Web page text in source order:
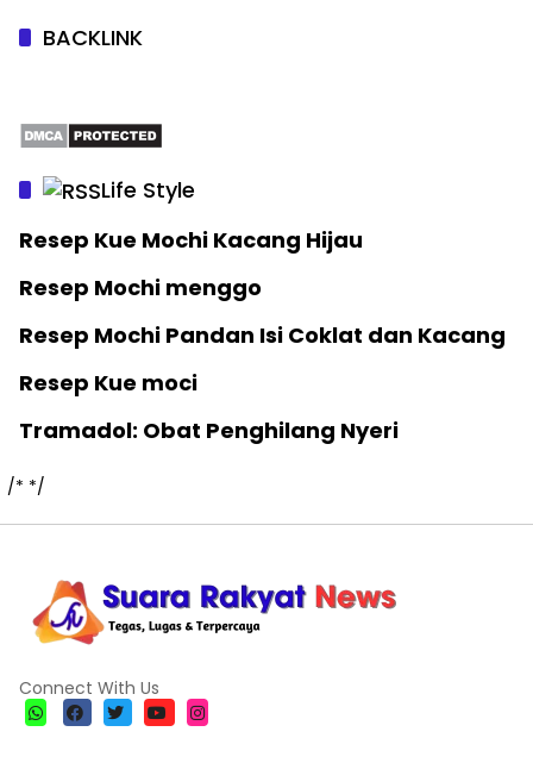
BACKLINK
Life Style
Resep Kue Mochi Kacang Hijau
Resep Mochi menggo
Resep Mochi Pandan Isi Coklat dan Kacang
Resep Kue moci
Tramadol: Obat Penghilang Nyeri
/* */
Connect With Us